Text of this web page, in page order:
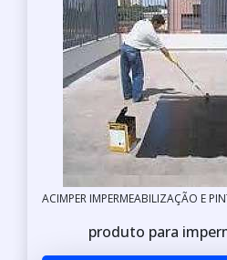
ACIMPER IMPERMEABILIZAÇÃO E
produto para